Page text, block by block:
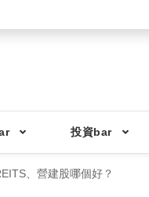
投資bar
、營建股哪個好？